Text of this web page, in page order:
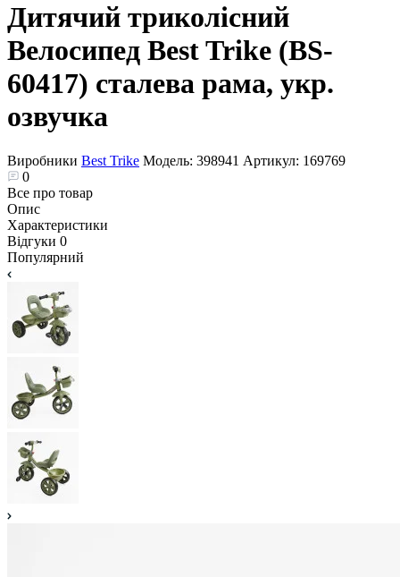
Дитячий триколісний
Велосипед Best Trike (BS-
60417) сталева рама, укр.
озвучка
Виробники Best Trike Модель: 398941 Артикул: 169769
0
Все про товар
Опис
Характеристики
Відгуки 0
Популярний